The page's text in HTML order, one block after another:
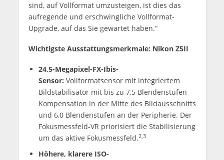
sind, auf Vollformat umzusteigen, ist dies das
aufregende und erschwingliche Vollformat-
Upgrade, auf das Sie gewartet haben.“
Wichtigste Ausstattungsmerkmale: Nikon Z5II
24,5-Megapixel-FX-Ibis-
Sensor: Vollformatsensor mit integriertem
Bildstabilisator mit bis zu 7,5 Blendenstufen
Kompensation in der Mitte des Bildausschnitts
und 6,0 Blendenstufen an der Peripherie. Der
Fokusmessfeld-VR priorisiert die Stabilisierung
um das aktive Fokusmessfeld.2,3
Höhere, klarere ISO-